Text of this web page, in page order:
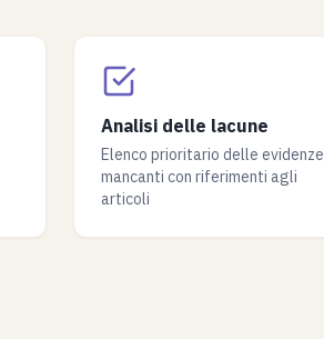
Analisi delle lacune
Elenco prioritario delle evidenze
mancanti con riferimenti agli
articoli